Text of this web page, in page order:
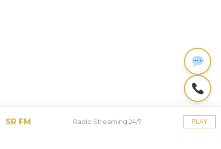
SR FM Radio Streaming 24/7 PLAY